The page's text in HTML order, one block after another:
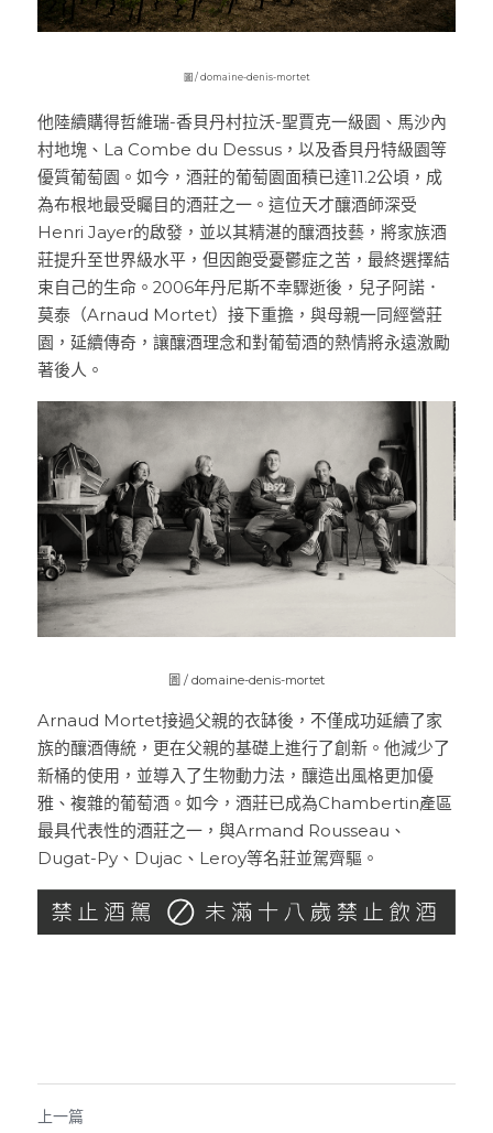
圖 / domaine-denis-mortet
他陸續購得哲維瑞-香貝丹村拉沃-聖賈克一級園、馬沙內
村地塊、La Combe du Dessus，以及香貝丹特級園等
優質葡萄園。如今，酒莊的葡萄園面積已達11.2公頃，成
為布根地最受矚目的酒莊之一。這位天才釀酒師深受
Henri Jayer的啟發，並以其精湛的釀酒技藝，將家族酒
莊提升至世界級水平，但因飽受憂鬱症之苦，最終選擇結
束自己的生命。2006年丹尼斯不幸驟逝後，兒子阿諾．
莫泰（Arnaud Mortet）接下重擔，與母親一同經營莊
園，延續傳奇，讓釀酒理念和對葡萄酒的熱情將永遠激勵
著後人。
圖 / domaine-denis-mortet
Arnaud Mortet接過父親的衣缽後，不僅成功延續了家
族的釀酒傳統，更在父親的基礎上進行了創新。他減少了
新桶的使用，並導入了生物動力法，釀造出風格更加優
雅、複雜的葡萄酒。如今，酒莊已成為Chambertin產區
最具代表性的酒莊之一，與Armand Rousseau、
Dugat-Py、Dujac、Leroy等名莊並駕齊驅。
上一篇